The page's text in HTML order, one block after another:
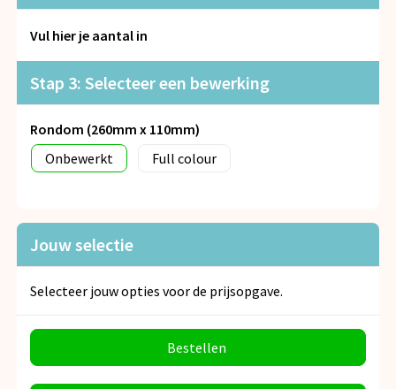
Vul hier je aantal in
Stap 3: Selecteer een bewerking
Rondom (260mm x 110mm)
Onbewerkt
Full colour
Jouw selectie
Selecteer jouw opties voor de prijsopgave.
Bestellen